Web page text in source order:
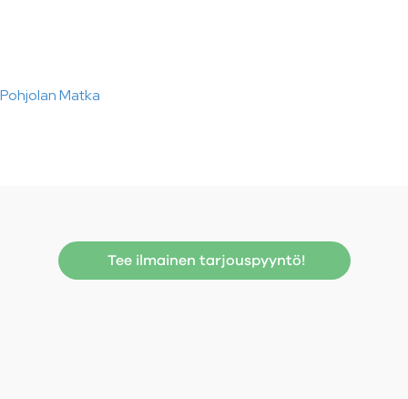
Pohjolan Matka
Tee ilmainen tarjouspyyntö!